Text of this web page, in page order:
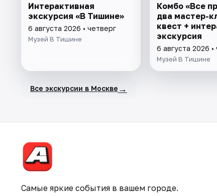
Интерактивная
экскурсия «В Тишине»
6 августа 2026 • четверг
Музей В Тишине
Комбо «Все
два мастер-
квест +
экскурсия
6 августа 2026 •
Музей В Тишине
Все экскурсии в Москве →
Самые яркие события в вашем городе.